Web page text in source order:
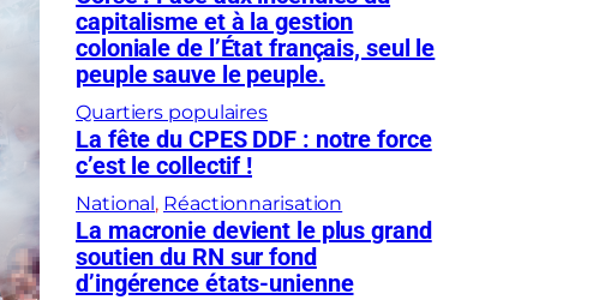
capitalisme et à la gestion
coloniale de l’État français, seul le
peuple sauve le peuple.
Quartiers populaires
La fête du CPES DDF : notre force
c’est le collectif !
National, Réactionnarisation
La macronie devient le plus grand
soutien du RN sur fond
d’ingérence états-unienne